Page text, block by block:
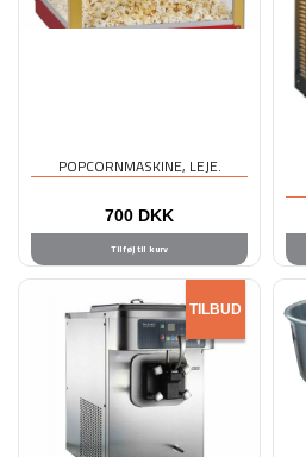
POPCORNMASKINE, LEJE.
700 DKK
Tilføj til kurv
TILBUD